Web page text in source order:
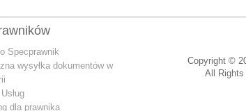
Specprawnik
wysyłka dokumentów w
dla prawnika
Copyright ©
All Rights